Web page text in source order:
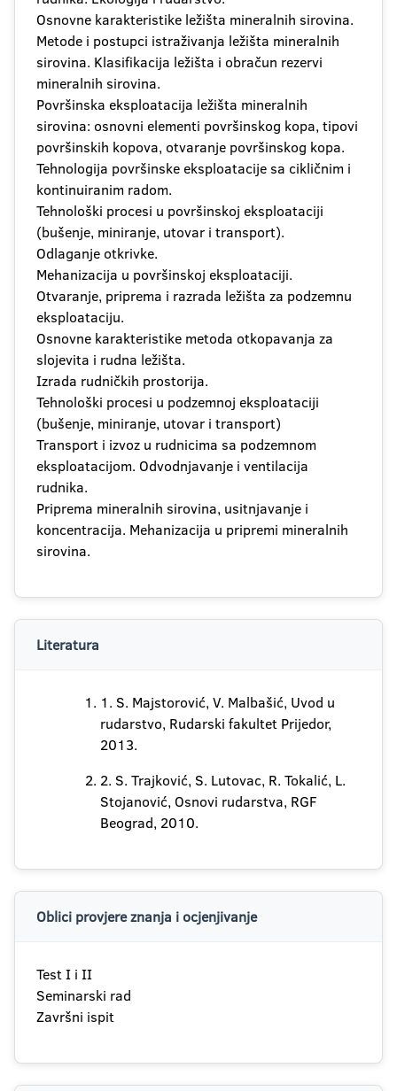
Osnovne karakteristike ležišta mineralnih sirovina.
Metode i postupci istraživanja ležišta mineralnih
sirovina. Klasifikacija ležišta i obračun rezervi
mineralnih sirovina.
Površinska eksploatacija ležišta mineralnih
sirovina: osnovni elementi površinskog kopa, tipovi
površinskih kopova, otvaranje površinskog kopa.
Tehnologija površinske eksploatacije sa cikličnim i
kontinuiranim radom.
Tehnološki procesi u površinskoj eksploataciji
(bušenje, miniranje, utovar i transport).
Odlaganje otkrivke.
Mehanizacija u površinskoj eksploataciji.
Otvaranje, priprema i razrada ležišta za podzemnu
eksploataciju.
Osnovne karakteristike metoda otkopavanja za
slojevita i rudna ležišta.
Izrada rudničkih prostorija.
Tehnološki procesi u podzemnoj eksploataciji
(bušenje, miniranje, utovar i transport)
Transport i izvoz u rudnicima sa podzemnom
eksploatacijom. Odvodnjavanje i ventilacija
rudnika.
Priprema mineralnih sirovina, usitnjavanje i
koncentracija. Mehanizacija u pripremi mineralnih
sirovina.
Literatura
1. S. Majstorović, V. Malbašić, Uvod u
rudarstvo, Rudarski fakultet Prijedor,
2013.
2. S. Trajković, S. Lutovac, R. Tokalić, L.
Stojanović, Osnovi rudarstva, RGF
Beograd, 2010.
Oblici provjere znanja i ocjenjivanje
Test I i II
Seminarski rad
Završni ispit